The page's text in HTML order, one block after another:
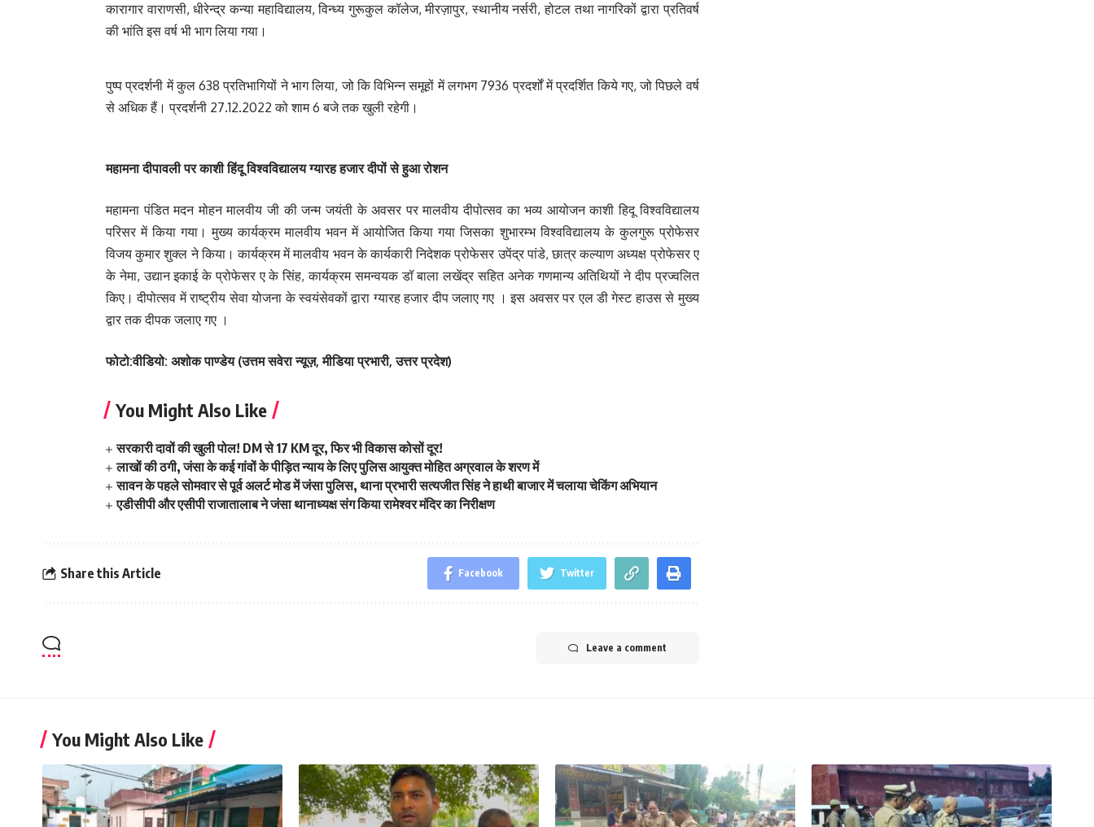
कारागार वाराणसी, धीरेन्द्र कन्या महाविद्यालय, विन्ध्य गुरूकुल कॉलेज, मीरज़ापुर, स्थानीय नर्सरी, होटल तथा नागरिकों द्वारा प्रतिवर्ष
की भांति इस वर्ष भी भाग लिया गया।
पुष्प प्रदर्शनी में कुल 638 प्रतिभागियों ने भाग लिया, जो कि विभिन्न समूहों में लगभग 7936 प्रदर्शों में प्रदर्शित किये गए, जो पिछले वर्ष
से अधिक हैं। प्रदर्शनी 27.12.2022 को शाम 6 बजे तक खुली रहेगी।
महामना दीपावली पर काशी हिंदू विश्वविद्यालय ग्यारह हजार दीपों से हुआ रोशन
महामना पंडित मदन मोहन मालवीय जी की जन्म जयंती के अवसर पर मालवीय दीपोत्सव का भव्य आयोजन काशी हिदू विश्वविद्यालय
परिसर में किया गया। मुख्य कार्यक्रम मालवीय भवन में आयोजित किया गया जिसका शुभारम्भ विश्वविद्यालय के कुलगुरू प्रोफेसर
विजय कुमार शुक्ल ने किया। कार्यक्रम में मालवीय भवन के कार्यकारी निदेशक प्रोफेसर उपेंद्र पांडे, छात्र कल्याण अध्यक्ष प्रोफेसर ए
के नेमा, उद्यान इकाई के प्रोफेसर ए के सिंह, कार्यक्रम समन्वयक डॉ बाला लखेंद्र सहित अनेक गणमान्य अतिथियों ने दीप प्रज्वलित
किए। दीपोत्सव में राष्ट्रीय सेवा योजना के स्वयंसेवकों द्वारा ग्यारह हजार दीप जलाए गए । इस अवसर पर एल डी गेस्ट हाउस से मुख्य
द्वार तक दीपक जलाए गए ।
फोटो:वीडियो: अशोक पाण्डेय (उत्तम सवेरा न्यूज़, मीडिया प्रभारी, उत्तर प्रदेश)
You Might Also Like
सरकारी दावों की खुली पोल! DM से 17 KM दूर, फिर भी विकास कोसों दूर!
लाखों की ठगी, जंसा के कई गांवों के पीड़ित न्याय के लिए पुलिस आयुक्त मोहित अग्रवाल के शरण में
सावन के पहले सोमवार से पूर्व अलर्ट मोड में जंसा पुलिस, थाना प्रभारी सत्यजीत सिंह ने हाथी बाजार में चलाया चेकिंग अभियान
एडीसीपी और एसीपी राजातालाब ने जंसा थानाध्यक्ष संग किया रामेश्वर मंदिर का निरीक्षण
Share this Article Facebook Twitter
Leave a comment
You Might Also Like